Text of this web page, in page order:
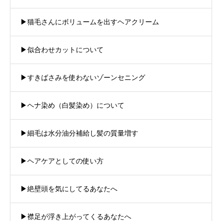
▶︎猫毛さんにボリュームを出すヘアクリーム
▶︎似合わせカットについて
▶︎すきばさみを使わないゾーンセニング
▶︎ヘナ染め（白髪染め）について
▶︎細毛は水分油分補給し髪の質量増す
▶︎ヘアケアとしての使い方
▶︎絶壁頭を気にしてるあなたへ
▶︎襟足が浮き上がってくるあなたへ